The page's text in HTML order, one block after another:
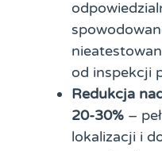
od inspekcji
Redukcja
20-30% –
lokalizacji i